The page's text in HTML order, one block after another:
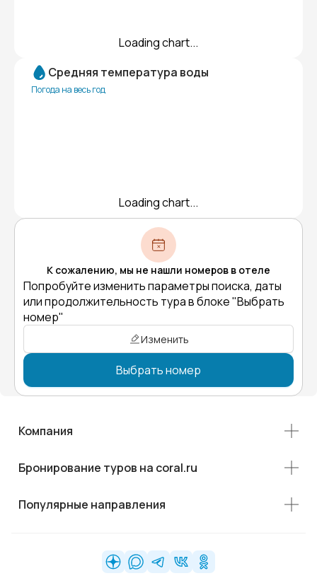
Loading chart...
Средняя температура воды
Погода на весь год
Loading chart...
К сожалению, мы не нашли номеров в отеле
Попробуйте изменить параметры поиска, даты
или продолжительность тура в блоке "Выбрать
номер"
Изменить
Выбрать номер
Компания
Бронирование туров на coral.ru
Популярные направления